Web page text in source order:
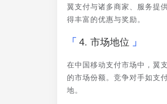
翼支付与诸多商家、服务提
得丰富的优惠与奖励。
4. 市场地位
在中国移动支付市场中，翼
的市场份额。竞争对手如支
地。